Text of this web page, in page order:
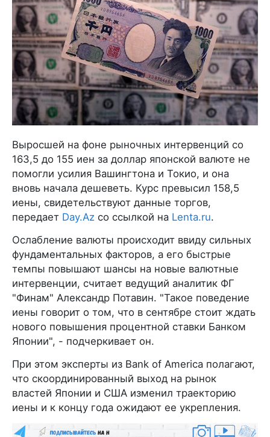
Выросшей на фоне рыночных интервенций со
163,5 до 155 иен за доллар японской валюте не
помогли усилия Вашингтона и Токио, и она
вновь начала дешеветь. Курс превысил 158,5
иены, свидетельствуют данные торгов,
передает Day.Az со ссылкой на Lenta.ru.
Ослабление валюты происходит ввиду сильных
фундаментальных факторов, а его быстрые
темпы повышают шансы на новые валютные
интервенции, считает ведущий аналитик ФГ
"Финам" Александр Потавин. "Такое поведение
иены говорит о том, что в сентябре стоит ждать
нового повышения процентной ставки Банком
Японии", - подчеркивает он.
При этом эксперты из Bank of America полагают,
что скоординированный выход на рынок
властей Японии и США изменил траекторию
иены и к концу года ожидают ее укрепления.